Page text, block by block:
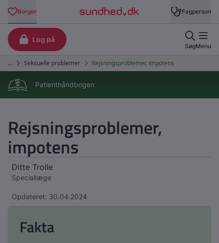
Patienthåndbogen
Rejsningsproblemer,
impotens
Ditte Trolle
Speciallæge
Opdateret: 30.04.2024
Fakta